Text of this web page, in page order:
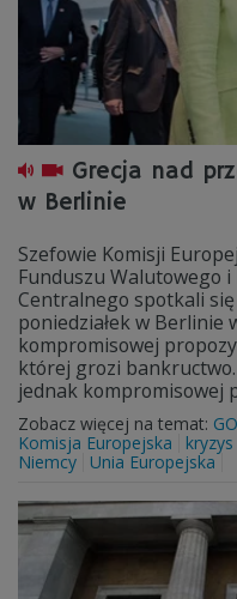
Grecja nad
w Berlinie
Szefowie Komisji
Funduszu Walutowego
Centralnego spotkali
poniedziałek w Berlinie
kompromisowej
której grozi
jednak kompromisowej
Zobacz więcej na temat:
Komisja Europejska
Niemcy
Unia Europejska